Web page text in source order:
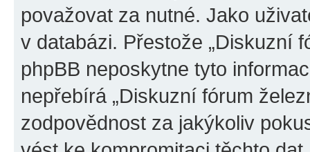
považovat za nutné. Jako
v databázi. Přestože „Diskuzní
phpBB neposkytne tyto
nepřebírá „Diskuzní fórum
zodpovědnost za jakýkoliv